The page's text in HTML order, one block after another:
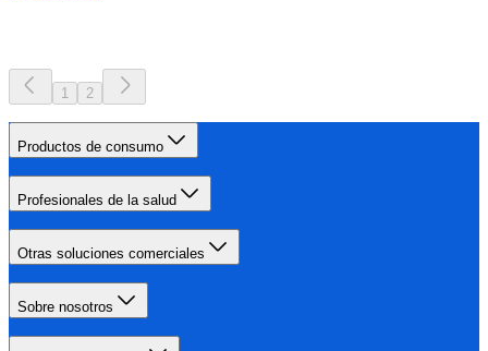
1 2
Productos de consumo
Profesionales de la salud
Otras soluciones comerciales
Sobre nosotros